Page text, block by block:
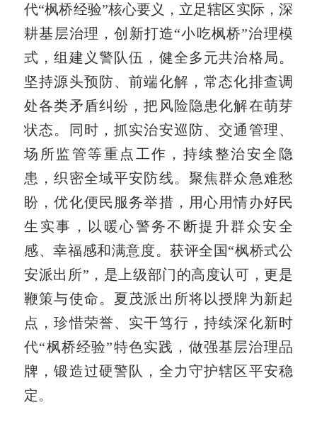
代“枫桥经验”核心要义，立足辖区实际，深
耕基层治理，创新打造“小吃枫桥”治理模
式，组建义警队伍，健全多元共治格局。
坚持源头预防、前端化解，常态化排查调
处各类矛盾纠纷，把风险隐患化解在萌芽
状态。同时，抓实治安巡防、交通管理、
场所监管等重点工作，持续整治安全隐
患，织密全域平安防线。聚焦群众急难愁
盼，优化便民服务举措，用心用情办好民
生实事，以暖心警务不断提升群众安全
感、幸福感和满意度。获评全国“枫桥式公
安派出所”，是上级部门的高度认可，更是
鞭策与使命。夏茂派出所将以授牌为新起
点，珍惜荣誉、实干笃行，持续深化新时
代“枫桥经验”特色实践，做强基层治理品
牌，锻造过硬警队 ，全力守护辖区平安稳
定。